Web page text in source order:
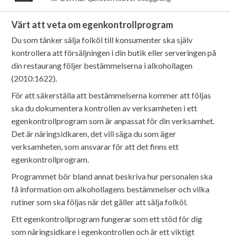
Värt att veta om egenkontrollprogram
Du som tänker sälja folköl till konsumenter ska själv
kontrollera att försäljningen i din butik eller serveringen på
din restaurang följer bestämmelserna i alkohollagen
(2010:1622).
För att säkerställa att bestämmelserna kommer att följas
ska du dokumentera kontrollen av verksamheten i ett
egenkontrollprogram som är anpassat för din verksamhet.
Det är näringsidkaren, det vill säga du som äger
verksamheten, som ansvarar för att det finns ett
egenkontrollprogram.
Programmet bör bland annat beskriva hur personalen ska
få information om alkohollagens bestämmelser och vilka
rutiner som ska följas när det gäller att sälja folköl.
Ett egenkontrollprogram fungerar som ett stöd för dig
som näringsidkare i egenkontrollen och är ett viktigt